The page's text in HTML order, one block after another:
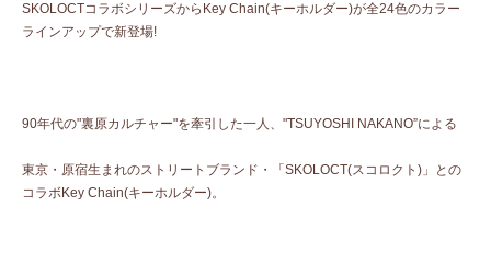
SKOLOCTコラボシリーズからKey Chain(キーホルダー)が全24色のカラー
ラインアップで新登場!
90年代の"裏原カルチャー"を牽引した一人、"TSUYOSHI NAKANO”による
東京・原宿生まれのストリートブランド・「SKOLOCT(スコロクト)」との
コラボKey Chain(キーホルダー)。